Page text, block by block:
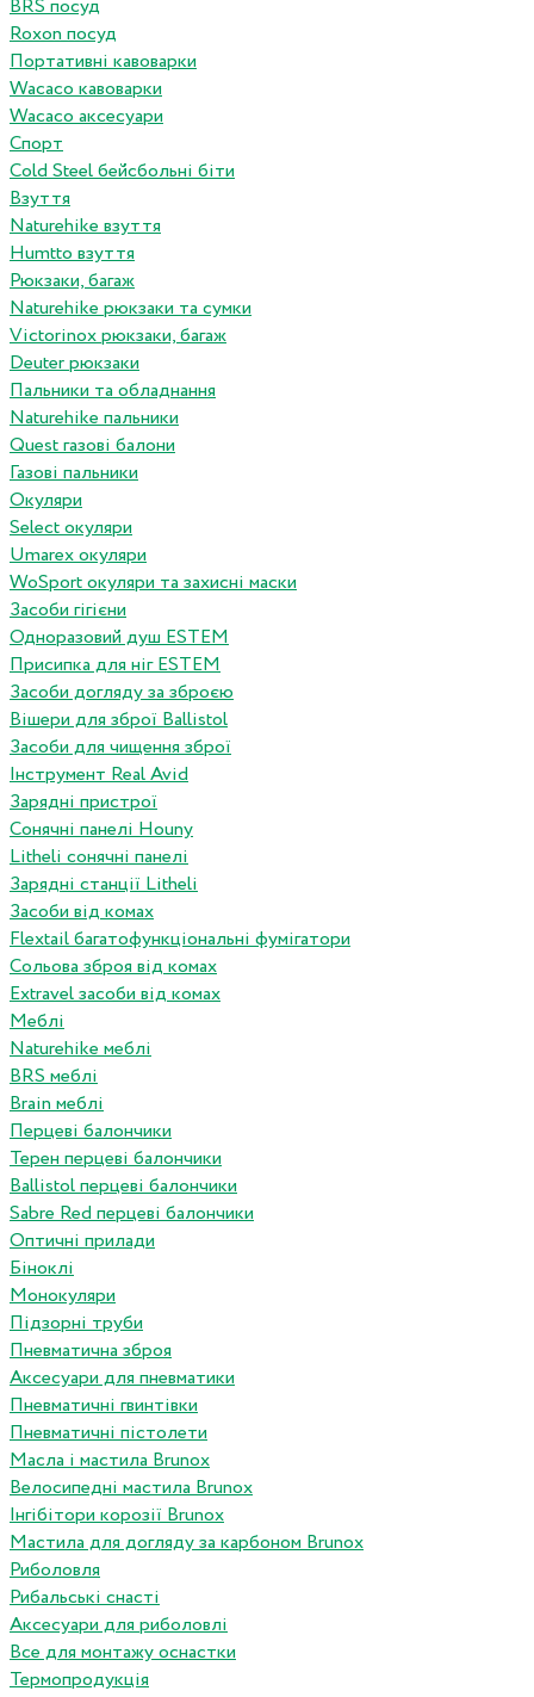
BRS посуд
Roxon посуд
Портативні кавоварки
Wacaco кавоварки
Wacaco аксесуари
Спорт
Cold Steel бейсбольні біти
Взуття
Naturehike взуття
Humtto взуття
Рюкзаки, багаж
Naturehike рюкзаки та сумки
Victorinox рюкзаки, багаж
Deuter рюкзаки
Пальники та обладнання
Naturehike пальники
Quest газові балони
Газові пальники
Окуляри
Select окуляри
Umarex окуляри
WoSport окуляри та захисні маски
Засоби гігієни
Одноразовий душ ESTEM
Присипка для ніг ESTEM
Засоби догляду за зброєю
Вішери для зброї Ballistol
Засоби для чищення зброї
Інструмент Real Avid
Зарядні пристрої
Сонячні панелі Houny
Litheli сонячні панелі
Зарядні станції Litheli
Засоби від комах
Flextail багатофункціональні фумігатори
Сольова зброя від комах
Extravel засоби від комах
Меблі
Naturehike меблі
BRS меблі
Brain меблі
Перцеві балончики
Терен перцеві балончики
Ballistol перцеві балончики
Sabre Red перцеві балончики
Оптичні прилади
Біноклі
Монокуляри
Підзорні труби
Пневматична зброя
Аксесуари для пневматики
Пневматичні гвинтівки
Пневматичні пістолети
Масла і мастила Brunox
Велосипедні мастила Brunox
Інгібітори корозії Brunox
Мастила для догляду за карбоном Brunox
Риболовля
Рибальські снасті
Аксесуари для риболовлі
Все для монтажу оснастки
Термопродукція